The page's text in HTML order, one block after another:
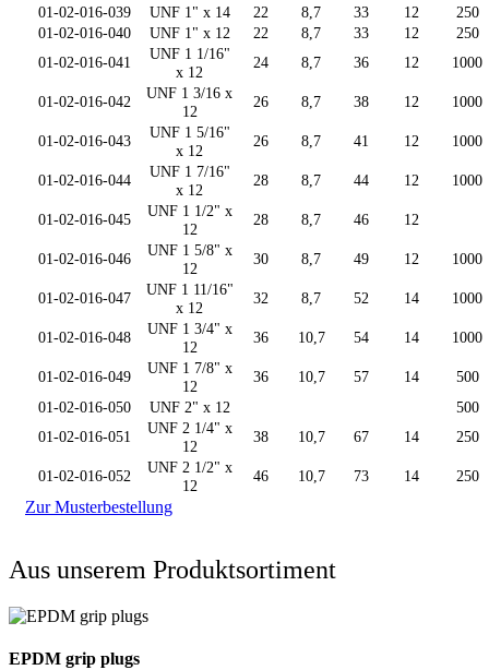
01-02-016-039 UNF 1" x 14 22 8,7 33 12
250
01-02-016-040
UNF 1" x 12 22 8,7 33 12
250
01-02-016-041
UNF 1 1/16"
x 12
24 8,7 36 12 1000
01-02-016-042
UNF 1 3/16 x
12
26 8,7 38 12 1000
01-02-016-043
UNF 1 5/16"
x 12
26 8,7 41 12 1000
01-02-016-044
UNF 1 7/16"
x 12
28 8,7 44 12 1000
01-02-016-045
UNF 1 1/2" x
12
28 8,7 46 12
01-02-016-046
UNF 1 5/8" x
12
30 8,7 49 12 1000
01-02-016-047
UNF 1 11/16"
x 12
32 8,7 52 14 1000
01-02-016-048
UNF 1 3/4" x
12
36 10,7 54 14 1000
01-02-016-049
UNF 1 7/8" x
12
36 10,7 57 14
500
01-02-016-050
UNF 2" x 12
500
01-02-016-051
UNF 2 1/4" x
12
38 10,7 67 14 250
01-02-016-052
UNF 2 1/2" x
12
46 10,7 73 14 250
Zur Musterbestellung
Aus unserem Produktsortiment
EPDM grip plugs